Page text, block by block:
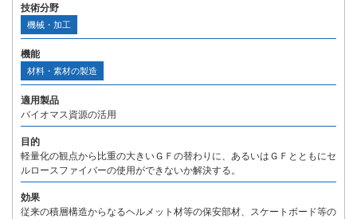
技術分野
機械・加工
機能
材料・素材の製造
適用製品
バイオマス資源の活用
目的
軽量化の観点から比重の大きいＧＦの替わりに、あるいはＧＦとともにセ
ルロースファイバーの使用ができないか解決する。
効果
従来の積層構造からなるヘルメット材等の保安部材、スケートボード等の